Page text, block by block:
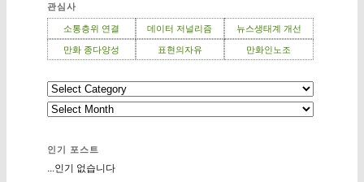
관심사
소통층위 연결 데이터 저널리즘 뉴스생태계 개선
만화 종다양성 표현의자유 만화인노조
인기 포스트
...인기 없습니다